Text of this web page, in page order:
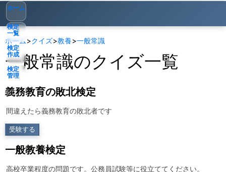
ホーム
検定
一覧
検定
作成
検定
管理
ゲスト▾
ホーム>クイズ>教養>一般常識
一般常識のクイズ一覧
義務教育の敗北検定
間違えたら義務教育の敗北者です
受験する
一般教養検定
高校卒業程度の問題です。公務員試験等に役立ててください。